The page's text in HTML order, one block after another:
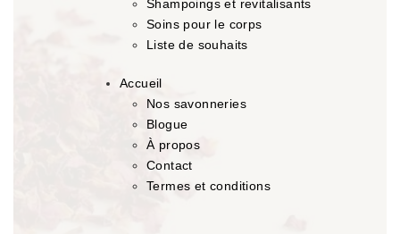
Shampoings et revitalisants
Soins pour le corps
Liste de souhaits
Accueil
Nos savonneries
Blogue
À propos
Contact
Termes et conditions